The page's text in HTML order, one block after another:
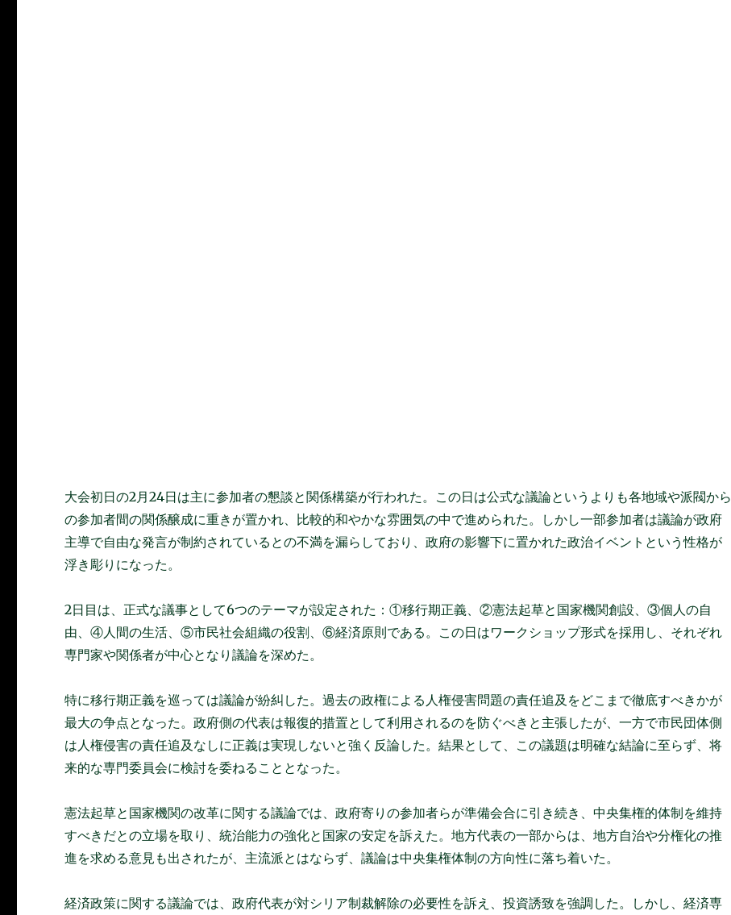
大会初日の2月24日は主に参加者の懇談と関係構築が行われた。この日は公式な議論というよりも各地域や派閥から
の参加者間の関係醸成に重きが置かれ、比較的和やかな雰囲気の中で進められた。しかし一部参加者は議論が政府
主導で自由な発言が制約されているとの不満を漏らしており、政府の影響下に置かれた政治イベントという性格が
浮き彫りになった。
2日目は、正式な議事として6つのテーマが設定された：①移行期正義、②憲法起草と国家機関創設、③個人の自
由、④人間の生活、⑤市民社会組織の役割、⑥経済原則である。この日はワークショップ形式を採用し、それぞれ
専門家や関係者が中心となり議論を深めた。
特に移行期正義を巡っては議論が紛糾した。過去の政権による人権侵害問題の責任追及をどこまで徹底すべきかが
最大の争点となった。政府側の代表は報復的措置として利用されるのを防ぐべきと主張したが、一方で市民団体側
は人権侵害の責任追及なしに正義は実現しないと強く反論した。結果として、この議題は明確な結論に至らず、将
来的な専門委員会に検討を委ねることとなった。
憲法起草と国家機関の改革に関する議論では、政府寄りの参加者らが準備会合に引き続き、中央集権的体制を維持
すべきだとの立場を取り、統治能力の強化と国家の安定を訴えた。地方代表の一部からは、地方自治や分権化の推
進を求める意見も出されたが、主流派とはならず、議論は中央集権体制の方向性に落ち着いた。
経済政策に関する議論では、政府代表が対シリア制裁解除の必要性を訴え、投資誘致を強調した。しかし、経済専